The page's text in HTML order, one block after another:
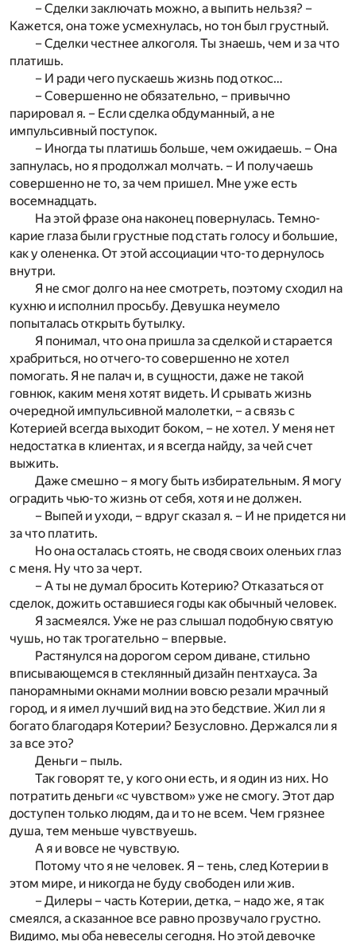
– Сделки заключать можно, а выпить нельзя? –
Кажется, она тоже усмехнулась, но тон был грустный.
– Сделки честнее алкоголя. Ты знаешь, чем и за что
платишь.
– И ради чего пускаешь жизнь под откос…
– Совершенно не обязательно, – привычно
парировал я. – Если сделка обдуманный, а не
импульсивный поступок.
– Иногда ты платишь больше, чем ожидаешь. – Она
запнулась, но я продолжал молчать. – И получаешь
совершенно не то, за чем пришел. Мне уже есть
восемнадцать.
На этой фразе она наконец повернулась. Темно-
карие глаза были грустные под стать голосу и большие,
как у олененка. От этой ассоциации что-то дернулось
внутри.
Я не смог долго на нее смотреть, поэтому сходил на
кухню и исполнил просьбу. Девушка неумело
попыталась открыть бутылку.
Я понимал, что она пришла за сделкой и старается
храбриться, но отчего-то совершенно не хотел
помогать. Я не палач и, в сущности, даже не такой
говнюк, каким меня хотят видеть. И срывать жизнь
очередной импульсивной малолетки, – а связь с
Котерией всегда выходит боком, – не хотел. У меня нет
недостатка в клиентах, и я всегда найду, за чей счет
выжить.
Даже смешно – я могу быть избирательным. Я могу
оградить чью-то жизнь от себя, хотя и не должен.
– Выпей и уходи, – вдруг сказал я. – И не придется ни
за что платить.
Но она осталась стоять, не сводя своих оленьих глаз
с меня. Ну что за черт.
– А ты не думал бросить Котерию? Отказаться от
сделок, дожить оставшиеся годы как обычный человек.
Я засмеялся. Уже не раз слышал подобную святую
чушь, но так трогательно – впервые.
Растянулся на дорогом сером диване, стильно
вписывающемся в стеклянный дизайн пентхауса. За
панорамными окнами молнии вовсю резали мрачный
город, и я имел лучший вид на это бедствие. Жил ли я
богато благодаря Котерии? Безусловно. Держался ли я
за все это?
Деньги – пыль.
Так говорят те, у кого они есть, и я один из них. Но
потратить деньги «с чувством» уже не смогу. Этот дар
доступен только людям, да и то не всем. Чем грязнее
душа, тем меньше чувствуешь.
А я и вовсе не чувствую.
Потому что я не человек. Я – тень, след Котерии в
этом мире, и никогда не буду свободен или жив.
– Дилеры – часть Котерии, детка, – надо же, я так
смеялся, а сказанное все равно прозвучало грустно.
Видимо, мы оба невеселы сегодня. Но этой девочке